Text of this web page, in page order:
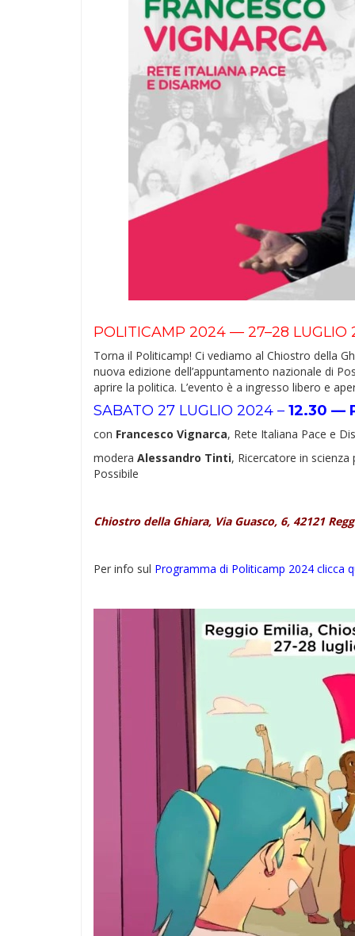
POLITICAMP 2024 — 27–28 LUGLIO
Torna il Politicamp! Ci vediamo al Chiostro della
nuova edizione dell’appuntamento nazionale di
aprire la politica. L’evento è a ingresso libero e
SABATO 27 LUGLIO 2024 – 12.30 —
con Francesco Vignarca, Rete Italiana Pace e
modera Alessandro Tinti, Ricercatore in
Possibile
Chiostro della Ghiara, Via Guasco, 6, 42121
Per info sul Programma di Politicamp 2024 clicca